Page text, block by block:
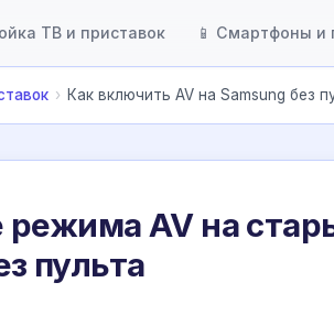
ТВ и приставок 📱 Смартфоны и
› Как включить AV на Samsung без
AV на
пульта